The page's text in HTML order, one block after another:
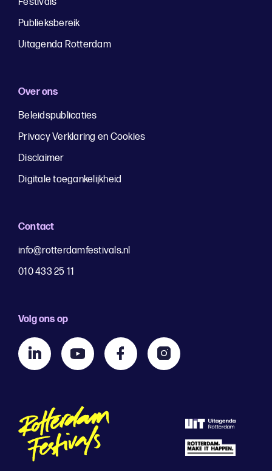
Publieksbereik
Uitagenda Rotterdam
Over ons
Beleidspublicaties
Privacy Verklaring en Cookies
Disclaimer
Digitale toegankelijkheid
Contact
info@rotterdamfestivals.nl
010 433 25 11
Volg ons op